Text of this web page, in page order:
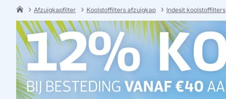
Afzuigkapfilter Koolstoffilters afzuigkap Indesit koolstoffilters